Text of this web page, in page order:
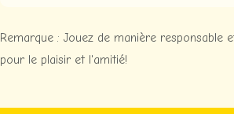
Remarque : Jouez de manière responsable
pour le plaisir et l'amitié!